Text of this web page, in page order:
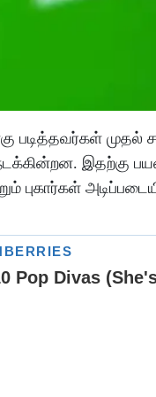
படித்தவர்கள்
நடக்கின்றன.
புகார்கள்